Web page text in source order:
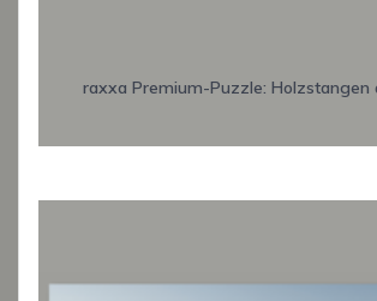
raxxa Premium-Puzzle: Holzstangen